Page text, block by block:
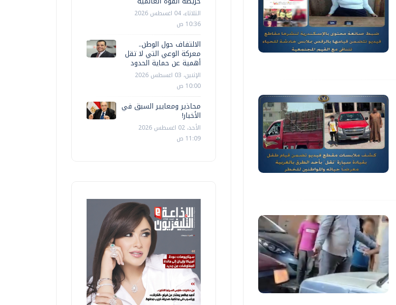
الثلاثاء، 04 اغسطس 2026
10:36 ص
الالتفاف حول الوطن..
معركة الوعي التي لا تقل
أهمية عن حماية الحدود
الإثنين، 03 اغسطس 2026
10:00 ص
محاذير ومعايير السبق في
الأخبار!
الأحد، 02 اغسطس 2026
11:09 ص